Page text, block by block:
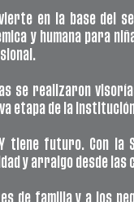
en la base del
y humana para
se realizaron
etapa de la
tiene futuro. Con la
y arraigo desde
de familia y a los